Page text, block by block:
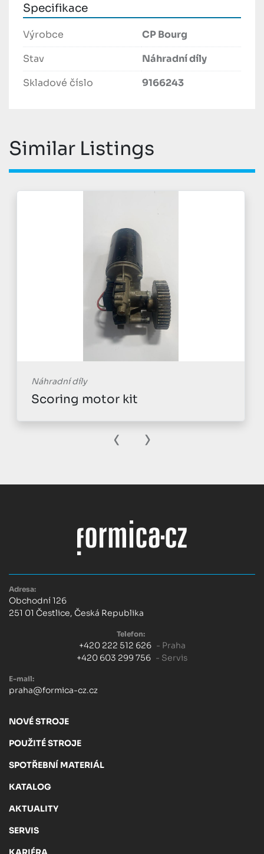
Specifikace
Výrobce
CP Bourg
Stav
Náhradní díly
Skladové číslo
9166243
Similar Listings
Náhradní díly
Scoring motor kit
‹ ›
Adresa:
Obchodní 126
251 01 Čestlice, Česká Republika
Telefon:
+420 222 512 626 - Praha
+420 603 299 756 - Servis
E-mail:
praha@formica-cz.cz
NOVÉ STROJE
POUŽITÉ STROJE
SPOTŘEBNÍ MATERIÁL
KATALOG
AKTUALITY
SERVIS